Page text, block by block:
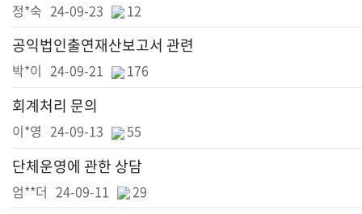
정*숙 24-09-23 12
공익법인출연재산보고서 관련
박*이 24-09-21 176
회계처리 문의
이*영 24-09-13 55
단체운영에 관한 상담
엄**더 24-09-11 29